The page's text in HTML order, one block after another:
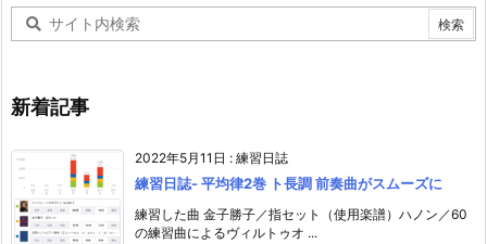
新着記事
2022年5月11日 : 練習日誌
練習日誌- 平均律2巻 ト長調 前奏曲がスムーズに
練習した曲 金子勝子／指セット（使用楽譜）ハノン／60
の練習曲によるヴィルトゥオ ...